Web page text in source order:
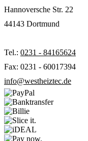
Hannoversche Str. 22
44143 Dortmund
Tel.: 0231 - 84165624
Fax: 0231 - 60017394
info@westheiztec.de